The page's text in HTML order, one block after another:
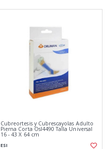
Cubreortesis y Cubrescayolas Adulto
Pierna Corta Osl4490 Talla Universal
16 - 43 X 64 cm
ESI